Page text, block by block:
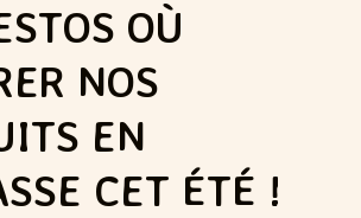
OÙ
NOS
EN
CET ÉTÉ !